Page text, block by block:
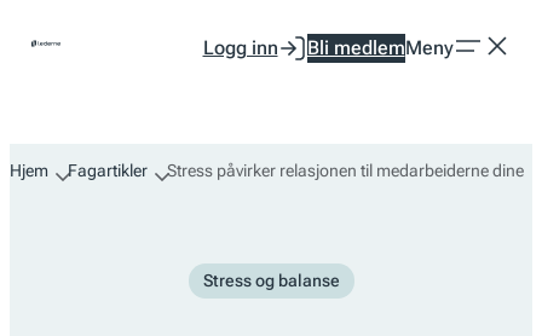
Logg inn Bli medlemMeny
Hjem Fagartikler Stress påvirker relasjonen til medarbeiderne dine
Stress og balanse